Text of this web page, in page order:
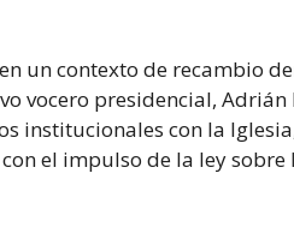
un contexto de recambio
vocero presidencial, Adrián
institucionales con la
el impulso de la ley